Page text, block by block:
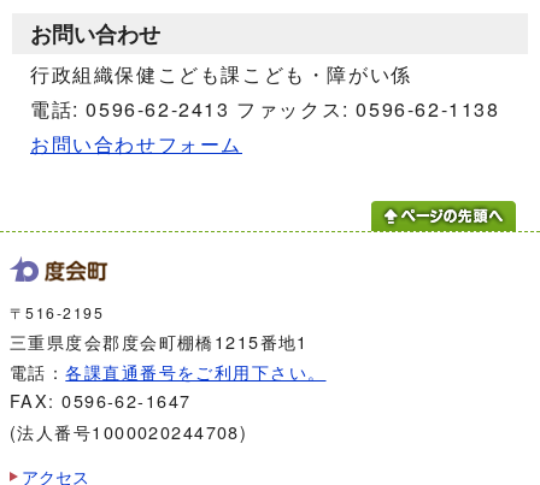
お問い合わせ
行政組織保健こども課こども・障がい係
電話: 0596-62-2413 ファックス: 0596-62-1138
お問い合わせフォーム
〒516-2195
三重県度会郡度会町棚橋1215番地1
電話：各課直通番号をご利用下さい。
FAX: 0596-62-1647
(法人番号1000020244708)
アクセス